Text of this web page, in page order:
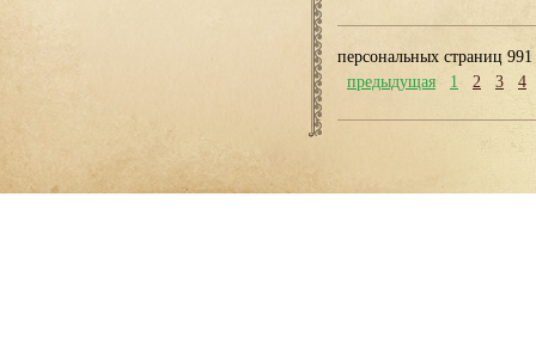
персональных страниц 991
предыдущая
1 2 3 4